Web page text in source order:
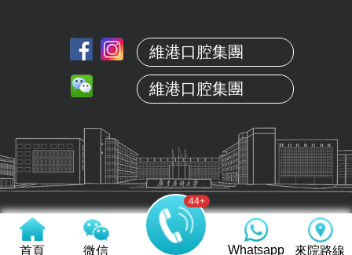
維港口腔集團
維港口腔集團
首頁 微信
44+
Whatsapp 來院路線